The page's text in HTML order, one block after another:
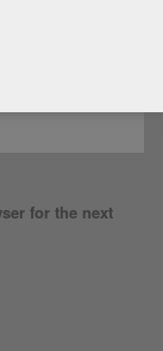
for the next